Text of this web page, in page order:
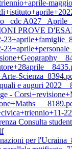
cdc A027_
PROVE
e auguri
-
Consulta
per